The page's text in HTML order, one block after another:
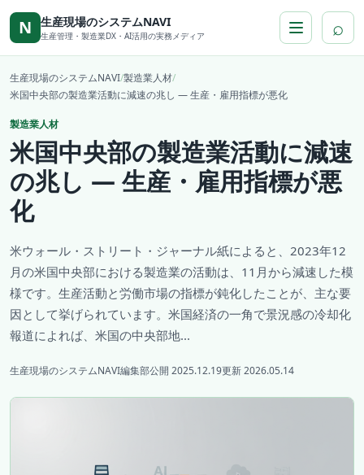
本文へ移動
N 生産現場のシステムNAVI
生産管理・製造業DX・AI活用の実務メディア ⌕
生産現場のシステムNAVI/製造業人材/
米国中央部の製造業活動に減速の兆し ― 生産・雇用指標が悪化
製造業人材
米国中央部の製造業活動に減速
の兆し ― 生産・雇用指標が悪
化
米ウォール・ストリート・ジャーナル紙によると、2023年12
月の米国中央部における製造業の活動は、11月から減速した模
様です。生産活動と労働市場の指標が鈍化したことが、主な要
因として挙げられています。米国経済の一角で景況感の冷却化
報道によれば、米国の中央部地...
生産現場のシステムNAVI編集部公開 2025.12.19更新 2026.05.14